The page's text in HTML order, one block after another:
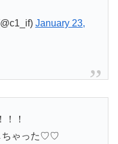
January 23,
！
ちゃった♡♡